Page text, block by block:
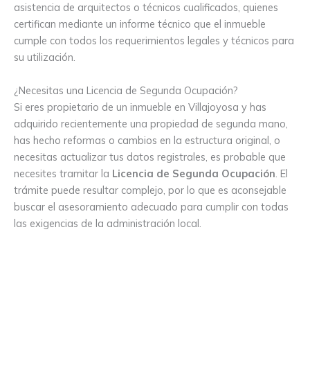
asistencia de arquitectos o técnicos cualificados, quienes
certifican mediante un informe técnico que el inmueble
cumple con todos los requerimientos legales y técnicos para
su utilización.
¿Necesitas una Licencia de Segunda Ocupación?
Si eres propietario de un inmueble en Villajoyosa y has
adquirido recientemente una propiedad de segunda mano,
has hecho reformas o cambios en la estructura original, o
necesitas actualizar tus datos registrales, es probable que
necesites tramitar la Licencia de Segunda Ocupación . El
trámite puede resultar complejo, por lo que es aconsejable
buscar el asesoramiento adecuado para cumplir con todas
las exigencias de la administración local.